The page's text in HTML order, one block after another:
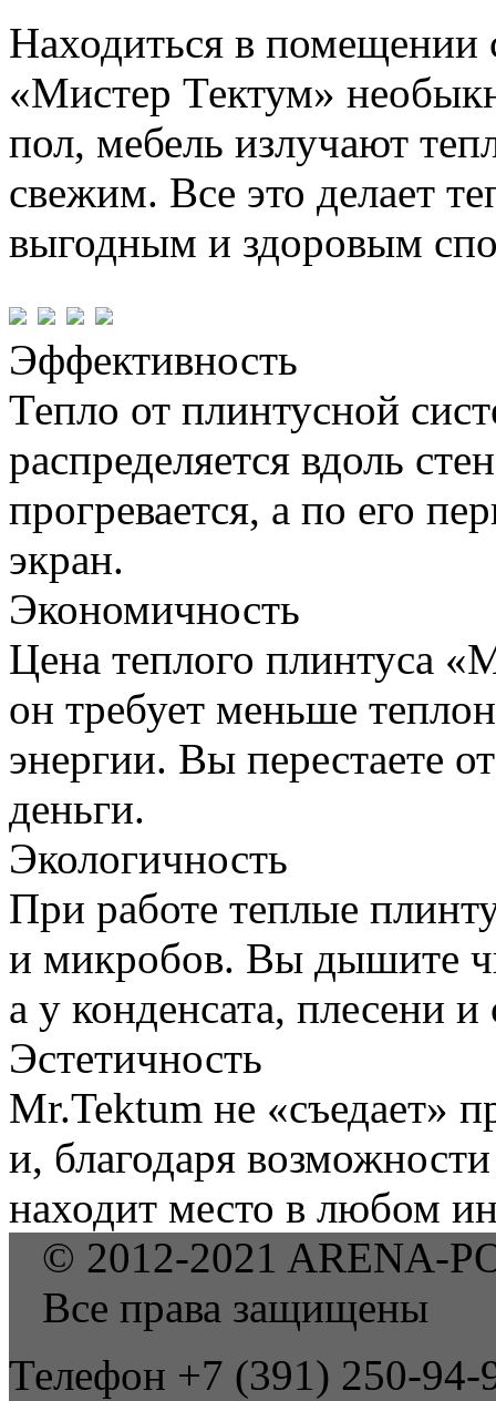
Находиться в помещении
«Мистер Тектум»
пол, мебель излучают
свежим. Все это делает
выгодным и здоровым
Эффективность
Тепло от плинтусной
распределяется вдоль
прогревается, а по его
экран.
Экономичность
Цена теплого плинтуса
он требует меньше
энергии. Вы перестаете
деньги.
Экологичность
При работе теплые
и микробов. Вы дышите
а у конденсата, плесени
Эстетичность
Mr.Tektum не «съедает»
и, благодаря
находит место в любом
© 2012-2021 ARENA-
Все права защищены
Телефон +7 (391) 250-